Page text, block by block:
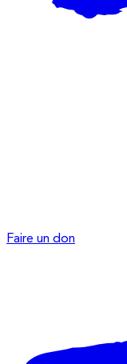
Faire un don